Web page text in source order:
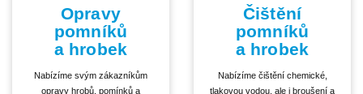
Opravy
pomníků
a hrobek
Nabízíme svým zákazníkům
opravy hrobů, pomínků a
Čištění
pomníků
a hrobek
Nabízíme čištění chemické,
tlakovou vodou, ale i broušení a